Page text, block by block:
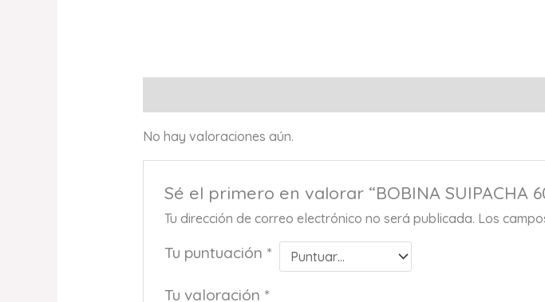
No hay valoraciones aún.
Sé el primero en valorar “BOBINA SUIPACHA
Tu dirección de correo electrónico no será publicada. Los
Tu puntuación *
Tu valoración *